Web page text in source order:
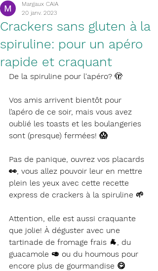
Crackers sans gluten à la
spiruline: pour un apéro
rapide et craquant
Margaux CAIA
20 janv. 2023
De la spiruline pour l'apéro? 🫣
Vos amis arrivent bientôt pour
l’apéro de ce soir, mais vous avez
oublié les toasts et les boulangeries
sont (presque) fermées! 😱
Pas de panique, ouvrez vos placards
👀, vous allez pouvoir leur en mettre
plein les yeux avec cette recette
express de crackers à la spiruline 🌱
Attention, elle est aussi craquante
que jolie! À déguster avec une
tartinade de fromage frais 🐐, du
guacamole 🥑 ou du houmous pour
encore plus de gourmandise 😋